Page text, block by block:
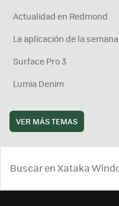
Actualidad en Redmond
La aplicación de la semana
Surface Pro 3
Lumia Denim
VER MÁS TEMAS